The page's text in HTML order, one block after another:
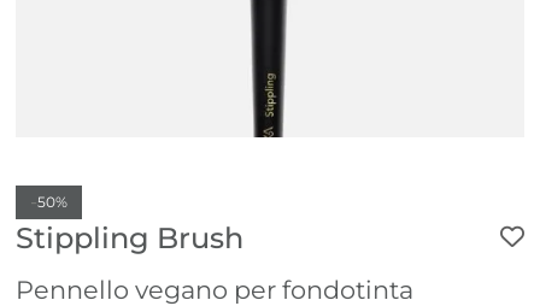
-50%
Stippling Brush
Pennello vegano per fondotinta